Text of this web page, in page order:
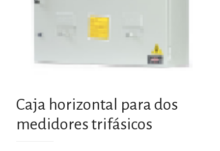
Caja horizontal para dos
medidores trifásicos